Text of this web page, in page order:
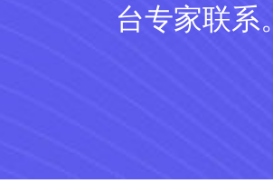
台专家联系。